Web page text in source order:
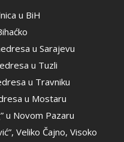
u BiH
u Sarajevu
u Tuzli
u Travniku
u Mostaru
u Novom Pazaru
Veliko Čajno, Visoko